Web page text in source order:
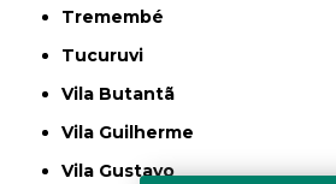
Tremembé
Tucuruvi
Vila Butantã
Vila Guilherme
Vila Gustavo